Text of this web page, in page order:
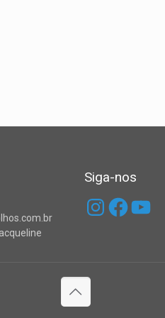
Siga-nos
InstagramFacebook
YouTube